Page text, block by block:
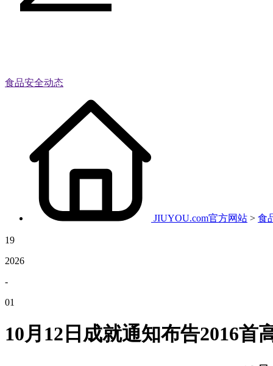
食品安全动态
JIUYOU.com官方网站 > 食
19
2026
-
01
10月12日成就通知布告2016首